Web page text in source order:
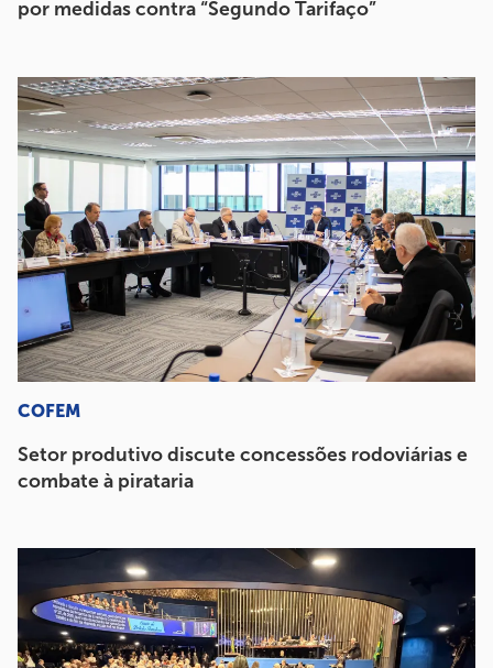
por medidas contra “Segundo Tarifaço”
COFEM
Setor produtivo discute concessões rodoviárias e
combate à pirataria